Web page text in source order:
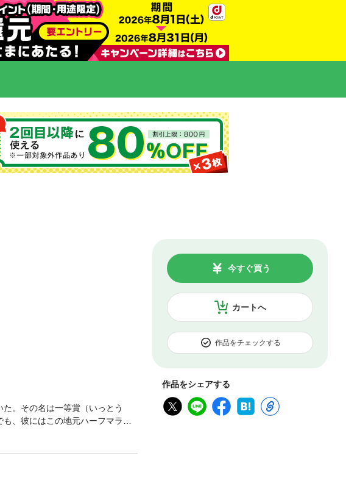
カートへ
今すぐ買う
作品をチェックする
作品をシェアする
た。その名は一等賞（いっとう
、彼にはこの地元ハーフマラソ
して憧れている先輩ランナー……